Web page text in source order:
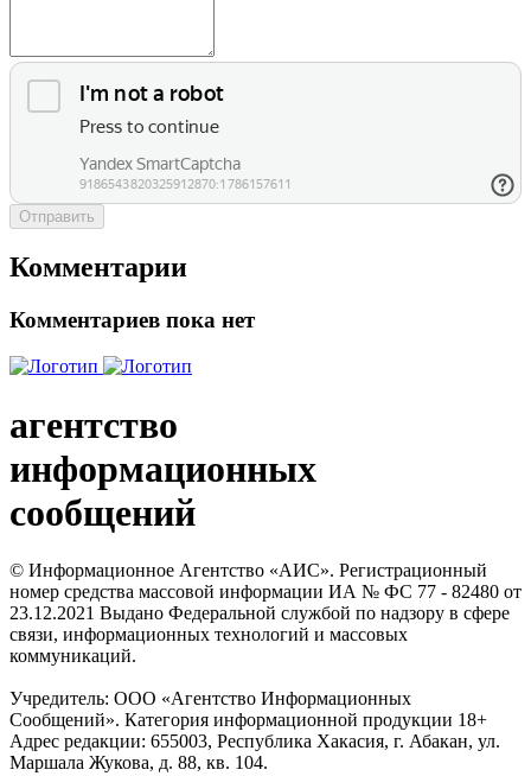
Отправить
Комментарии
Комментариев пока нет
агентство
информационных
сообщений
© Информационное Агентство «АИС». Регистрационный
номер средства массовой информации ИА № ФС 77 - 82480 от
23.12.2021 Выдано Федеральной службой по надзору в сфере
связи, информационных технологий и массовых
коммуникаций.
Учредитель: ООО «Агентство Информационных
Сообщений». Категория информационной продукции 18+
Адрес редакции: 655003, Республика Хакасия, г. Абакан, ул.
Маршала Жукова, д. 88, кв. 104.